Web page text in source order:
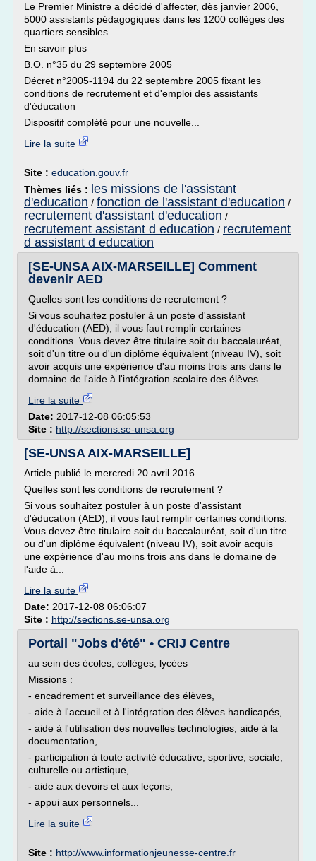
Le Premier Ministre a décidé d'affecter, dès janvier 2006,
5000 assistants pédagogiques dans les 1200 collèges des
quartiers sensibles.
En savoir plus
B.O. n°35 du 29 septembre 2005
Décret n°2005-1194 du 22 septembre 2005 fixant les
conditions de recrutement et d'emploi des assistants
d'éducation
Dispositif complété pour une nouvelle...
Lire la suite
Site : education.gouv.fr
Thèmes liés : les missions de l'assistant
d'education / fonction de l'assistant d'education /
recrutement d'assistant d'education /
recrutement assistant d education / recrutement
d assistant d education
[SE-UNSA AIX-MARSEILLE] Comment
devenir AED
Quelles sont les conditions de recrutement ?
Si vous souhaitez postuler à un poste d'assistant
d'éducation (AED), il vous faut remplir certaines
conditions. Vous devez être titulaire soit du baccalauréat,
soit d'un titre ou d'un diplôme équivalent (niveau IV), soit
avoir acquis une expérience d'au moins trois ans dans le
domaine de l'aide à l'intégration scolaire des élèves...
Lire la suite
Date: 2017-12-08 06:05:53
Site : http://sections.se-unsa.org
[SE-UNSA AIX-MARSEILLE]
Article publié le mercredi 20 avril 2016.
Quelles sont les conditions de recrutement ?
Si vous souhaitez postuler à un poste d'assistant
d'éducation (AED), il vous faut remplir certaines conditions.
Vous devez être titulaire soit du baccalauréat, soit d'un titre
ou d'un diplôme équivalent (niveau IV), soit avoir acquis
une expérience d'au moins trois ans dans le domaine de
l'aide à...
Lire la suite
Date: 2017-12-08 06:06:07
Site : http://sections.se-unsa.org
Portail "Jobs d'été" • CRIJ Centre
au sein des écoles, collèges, lycées
Missions :
- encadrement et surveillance des élèves,
- aide à l'accueil et à l'intégration des élèves handicapés,
- aide à l'utilisation des nouvelles technologies, aide à la
documentation,
- participation à toute activité éducative, sportive, sociale,
culturelle ou artistique,
- aide aux devoirs et aux leçons,
- appui aux personnels...
Lire la suite
Site : http://www.informationjeunesse-centre.fr